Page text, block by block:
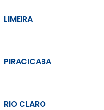
LIMEIRA
PIRACICABA
RIO CLARO